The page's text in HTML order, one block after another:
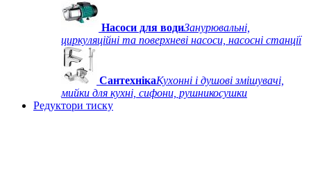
Насоси для водиЗанурювальні,
циркуляційні та поверхневі насоси, насосні станції
СантехнікаКухонні і душові змішувачі,
мийки для кухні, сифони, рушникосушки
Редуктори тиску